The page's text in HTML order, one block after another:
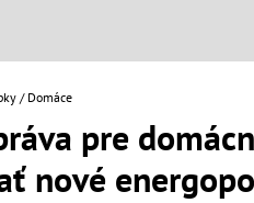
Domáce
pre
nové